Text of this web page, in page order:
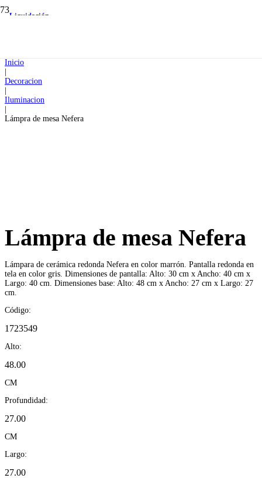
Inicio
|
Decoracion
|
Iluminacion
|
Lámpra de mesa Nefera
Lámpra de mesa Nefera
Lámpara de cerámica redonda Nefera en color marrón. Pantalla redonda en
tela en color gris. Dimensiones de pantalla: Alto: 30 cm x Ancho: 40 cm x
Largo: 40 cm. Dimensiones base: Alto: 48 cm x Ancho: 27 cm x Largo: 27
cm.
Código:
1723549
Alto:
48.00
CM
Profundidad:
27.00
CM
Largo:
27.00
Liquidación
Liquidación